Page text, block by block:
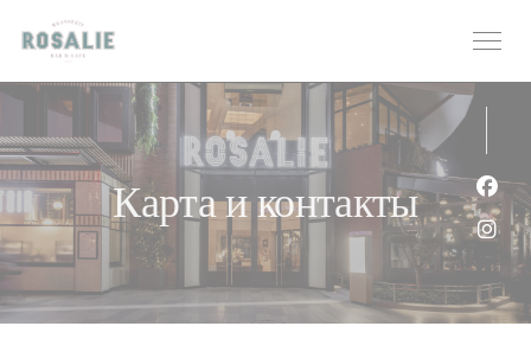
Панель управления cookies
Карта и контакты